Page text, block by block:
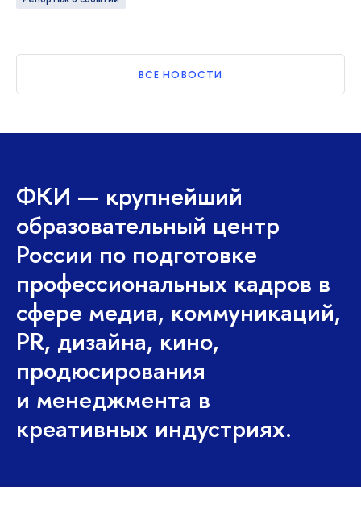
ВСЕ НОВОСТИ
ФКИ — крупнейший
образовательный центр
России по подготовке
профессиональных кадров в
сфере медиа, коммуникаций,
PR, дизайна, кино,
продюсирования
и менеджмента в
креативных индустриях.